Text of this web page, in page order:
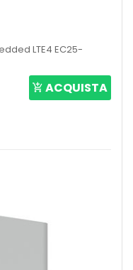
LTE4 EC25-
ACQUISTA